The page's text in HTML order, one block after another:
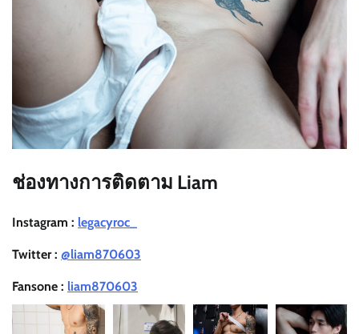
ช่องทางการติดตาม Liam
Instagram : legacyroc_
Twitter : @liam870603
Fansone : liam870603